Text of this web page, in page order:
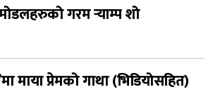
गरम र्‍याम्प शो
माया प्रेमको गाथा (भिडियोसहित)